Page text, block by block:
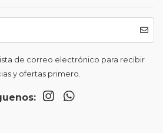
de correo electrónico para recibir
y ofertas primero.